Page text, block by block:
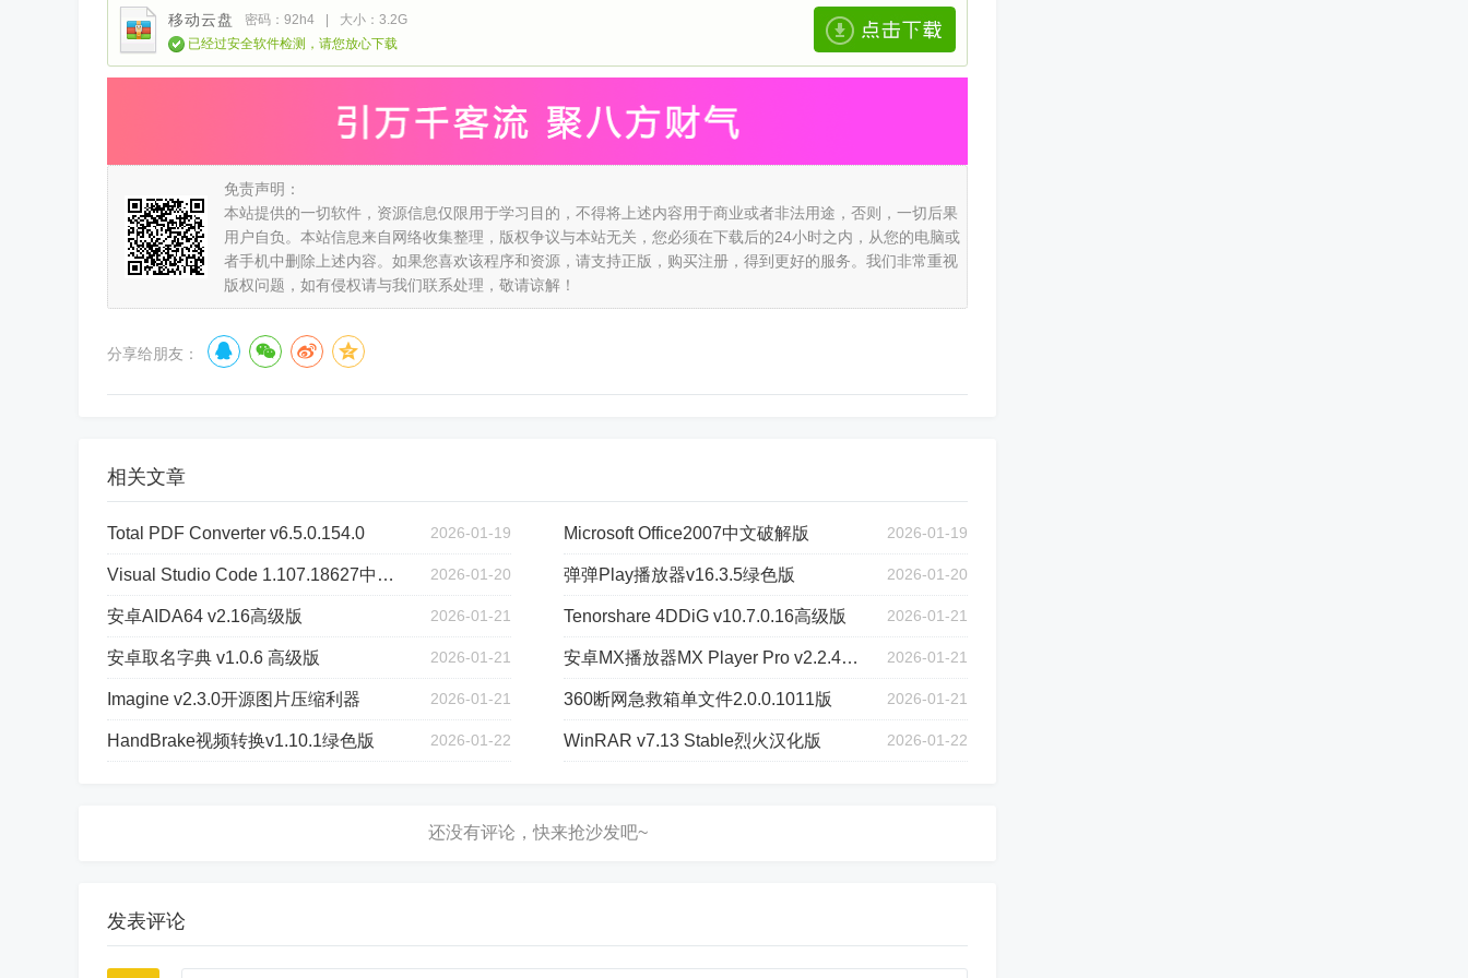
移动云盘 密码：92h4
大小：3.2G
已经过安全软件检测，请您放心下载
免责声明：
本站提供的一切软件，资源信息仅限用于学习目的，不得将上述内容用于商业或者非法用途，否则，一切后果
用户自负。本站信息来自网络收集整理，版权争议与本站无关，您必须在下载后的24小时之内，从您的电脑或
者手机中删除上述内容。如果您喜欢该程序和资源，请支持正版，购买注册，得到更好的服务。我们非常重视
版权问题，如有侵权请与我们联系处理，敬请谅解！
分享给朋友：
相关文章
Total PDF Converter v6.5.0.154.0 2026-01-19 Microsoft Office2007中文破解版 2026-01-19
Visual Studio Code 1.107.18627中文绿色版 2026-01-20 弹弹Play播放器v16.3.5绿色版 2026-01-20
安卓AIDA64 v2.16高级版 2026-01-21 Tenorshare 4DDiG v10.7.0.16高级版 2026-01-21
安卓取名字典 v1.0.6 高级版 2026-01-21 安卓MX播放器MX Player Pro v2.2.4专业版 2026-01-21
Imagine v2.3.0开源图片压缩利器 2026-01-21 360断网急救箱单文件2.0.0.1011版 2026-01-21
HandBrake视频转换v1.10.1绿色版 2026-01-22 WinRAR v7.13 Stable烈火汉化版 2026-01-22
发表评论